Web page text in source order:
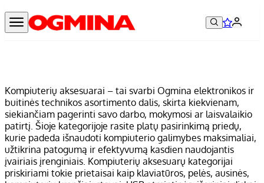
Kompiuterių aksesuarai – tai svarbi Ogmina elektronikos ir
buitinės technikos asortimento dalis, skirta kiekvienam,
siekiančiam pagerinti savo darbo, mokymosi ar laisvalaikio
patirtį. Šioje kategorijoje rasite platų pasirinkimą priedų,
kurie padeda išnaudoti kompiuterio galimybes maksimaliai,
užtikrina patogumą ir efektyvumą kasdien naudojantis
įvairiais įrenginiais. Kompiuterių aksesuarų kategorijai
priskiriami tokie prietaisai kaip klaviatūros, pelės, ausinės,